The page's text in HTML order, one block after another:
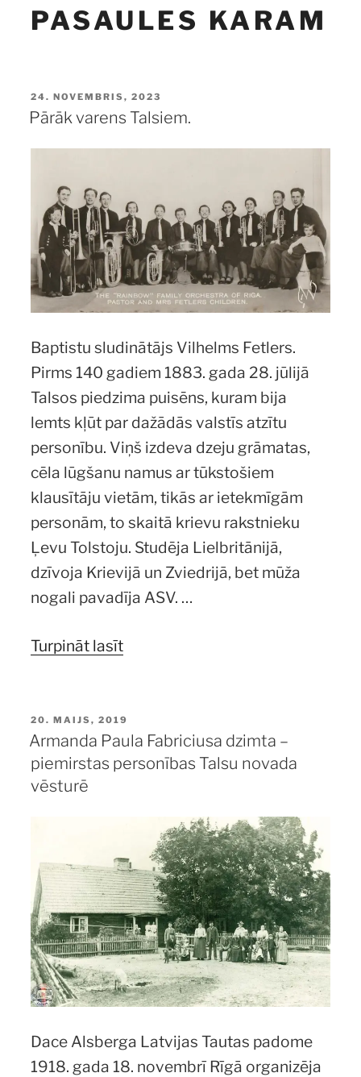
PASAULES KARAM
PUBLICĒTS
24. NOVEMBRIS, 2023
Pārāk varens Talsiem.
Baptistu sludinātājs Vilhelms Fetlers.
Pirms 140 gadiem 1883. gada 28. jūlijā
Talsos piedzima puisēns, kuram bija
lemts kļūt par dažādās valstīs atzītu
personību. Viņš izdeva dzeju grāmatas,
cēla lūgšanu namus ar tūkstošiem
klausītāju vietām, tikās ar ietekmīgām
personām, to skaitā krievu rakstnieku
Ļevu Tolstoju. Studēja Lielbritānijā,
dzīvoja Krievijā un Zviedrijā, bet mūža
nogali pavadīja ASV. …
Turpināt lasīt“Pārāk
PUBLICĒTS
20. MAIJS, 2019
Armanda Paula Fabriciusa dzimta –
piemirstas personības Talsu novada
vēsturē
Dace Alsberga Latvijas Tautas padome
1918. gada 18. novembrī Rīgā organizēja